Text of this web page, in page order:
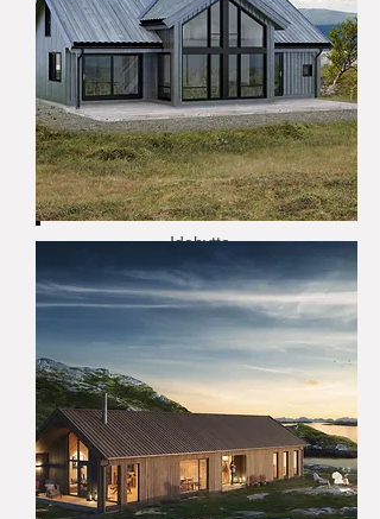
Idehytta